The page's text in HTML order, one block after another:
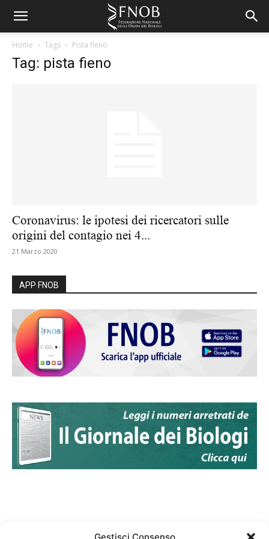
Home Tags Pista fieno
Tag: pista fieno
Coronavirus: le ipotesi dei ricercatori sulle
origini del contagio nei 4...
21 Marzo 2020
APP FNOB